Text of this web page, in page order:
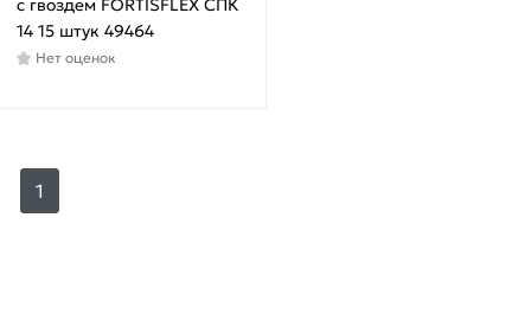
с гвоздем FORTISFLEX СПК
14 15 штук 49464
Нет оценок
1